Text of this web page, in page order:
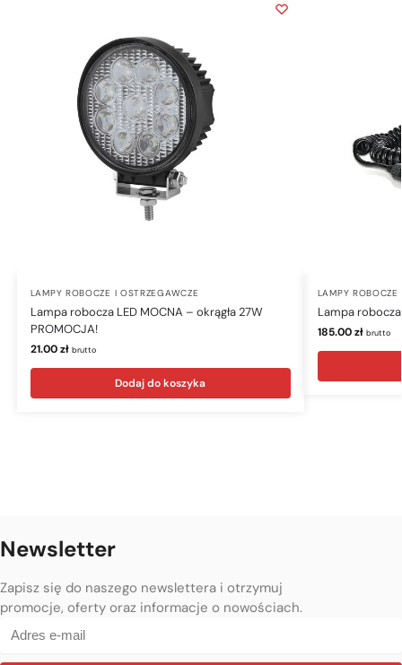
LAMPY ROBOCZE I OSTRZEGAWCZE
Lampa robocza LED MOCNA – okrągła 27W
PROMOCJA!
21.00zł brutto
Dodaj do koszyka
LAMPY
Lampa
185.00zł brutto
Newsletter
Zapisz się do naszego newslettera i otrzymuj
promocje, oferty oraz informacje o nowościach.